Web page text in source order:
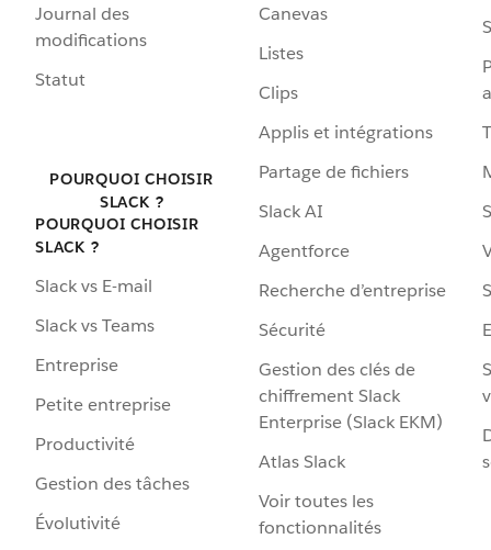
Journal des
modifications
Statut
POURQUOI CHOISIR
SLACK ?
POURQUOI CHOISIR
SLACK ?
Slack vs E-mail
Slack vs Teams
Entreprise
Petite entreprise
Productivité
Gestion des tâches
Évolutivité
Canevas
Listes
Clips
Applis et intégrations
Partage de fichiers
Slack AI
Agentforce
Recherche d’entreprise
Sécurité
Gestion des clés de
chiffrement Slack
Enterprise (Slack EKM)
Atlas Slack
Voir toutes les
fonctionnalités